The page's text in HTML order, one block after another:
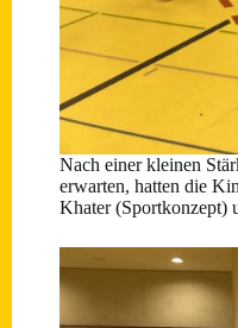
Nach einer kleinen
erwarten, hatten die
Khater (Sportkonzept)